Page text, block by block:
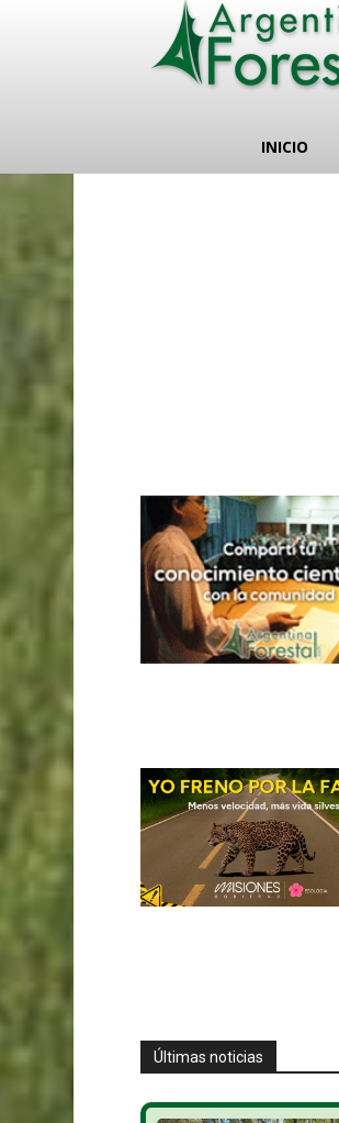
INICIO
Últimas noticias